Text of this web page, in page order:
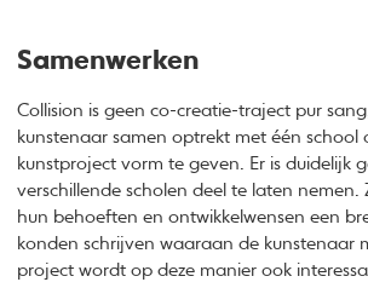
Samenwerken
Collision is geen co-creatie-traject pur
kunstenaar samen optrekt met één school
kunstproject vorm te geven. Er is duidelijk
verschillende scholen deel te laten
hun behoeften en ontwikkelwensen een
konden schrijven waaraan de kunstenaar
project wordt op deze manier ook